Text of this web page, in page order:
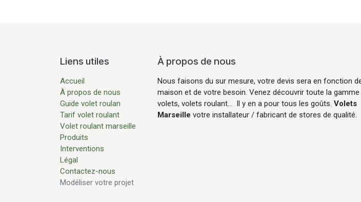
Liens utiles
Accueil
À propos de nous
Guide volet roulan
Tarif volet roulant
Volet roulant marseille
Produits
Interventions
Légal
Contactez-nous
Modéliser votre projet
À propos de nous
Nous faisons du sur mesure, votre devis sera en fonction
maison et de votre besoin. Venez découvrir toute la gamme
volets, volets roulant... Il y en a pour tous les goûts. Volets
Marseille votre installateur / fabricant de stores de qualité.